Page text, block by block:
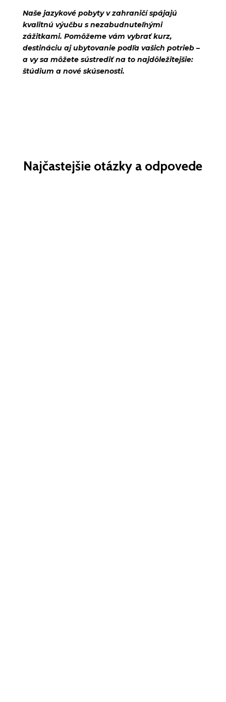
Naše jazykové pobyty v zahraničí spájajú
kvalitnú výučbu s nezabudnuteľnými
zážitkami. Pomôžeme vám vybrať kurz,
destináciu aj ubytovanie podľa vašich potrieb –
a vy sa môžete sústrediť na to najdôležitejšie:
štúdium a nové skúsenosti.
Najčastejšie otázky a odpovede